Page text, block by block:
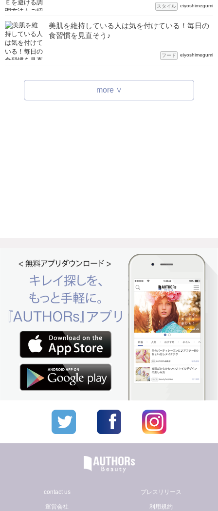
スタイル eiyoshimegumi
美肌を維持している人は気を付けている！毎日の
食習慣を見直そう♪
フード eiyoshimegumi
more ∨
contact us プレスリリース
運営会社 利用規約